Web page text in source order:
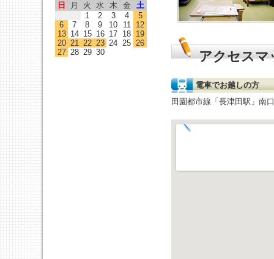
アクセスマ
電車でお越しの方
田園都市線「長津田駅」南
日
月 火 水 木 金
土
1
2 3 4
5
6
7 8 9 10 11
12
13 14 15 16 17 18 19
20 21 22 23 24 25 26
27 28 29 30